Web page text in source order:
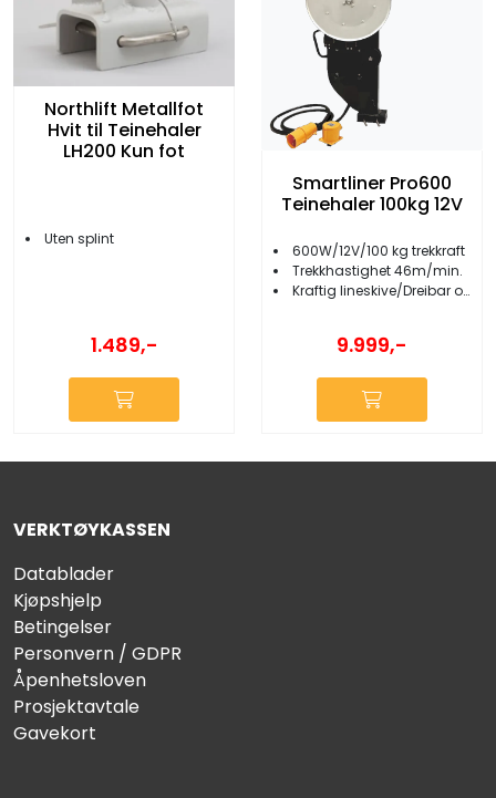
Northlift Metallfot
Hvit til Teinehaler
LH200 Kun fot
Uten splint
1.489,-
Smartliner Pro600
Teinehaler 100kg 12V
600W/12V/100 kg trekkraft
Trekkhastighet 46m/min.
Kraftig lineskive/Dreibar og låsbar fot
9.999,-
VERKTØYKASSEN
Datablader
Kjøpshjelp
Betingelser
Personvern / GDPR
Åpenhetsloven
Prosjektavtale
Gavekort